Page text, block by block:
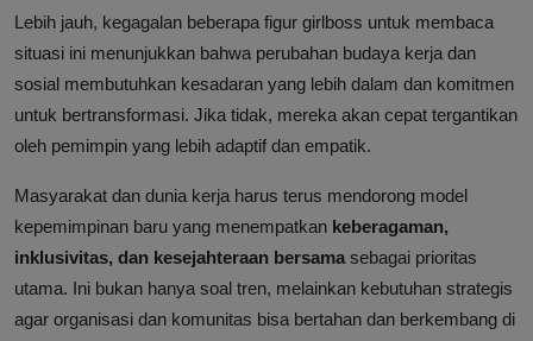
Lebih jauh, kegagalan beberapa figur girlboss untuk membaca
situasi ini menunjukkan bahwa perubahan budaya kerja dan
sosial membutuhkan kesadaran yang lebih dalam dan komitmen
untuk bertransformasi. Jika tidak, mereka akan cepat tergantikan
oleh pemimpin yang lebih adaptif dan empatik.
Masyarakat dan dunia kerja harus terus mendorong model
kepemimpinan baru yang menempatkan keberagaman,
inklusivitas, dan kesejahteraan bersama sebagai prioritas
utama. Ini bukan hanya soal tren, melainkan kebutuhan strategis
agar organisasi dan komunitas bisa bertahan dan berkembang di